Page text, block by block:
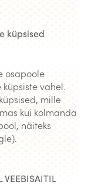
küpsised
osapoole
vahel.
mille
kui kolmanda
näiteks
VEEBISAITIL